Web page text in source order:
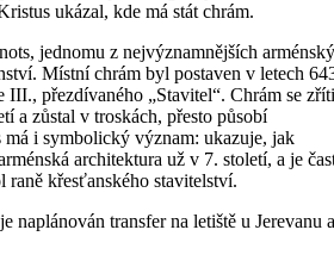
ukázal, kde má stát chrám.
jednomu z nejvýznamnějších
Místní chrám byl postaven v letech
III., přezdívaného „Stavitel“. Chrám se
a zůstal v troskách, přesto působí
má i symbolický význam: ukazuje, jak
architektura už v 7. století, a je
raně křesťanského stavitelství.
naplánován transfer na letiště u Jerevanu a